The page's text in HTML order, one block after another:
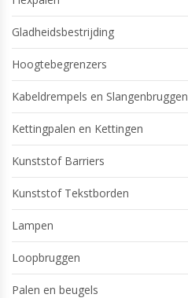
Gladheidsbestrijding
Hoogtebegrenzers
Kabeldrempels en Slangenbruggen
Kettingpalen en Kettingen
Kunststof Barriers
Kunststof Tekstborden
Lampen
Loopbruggen
Palen en beugels